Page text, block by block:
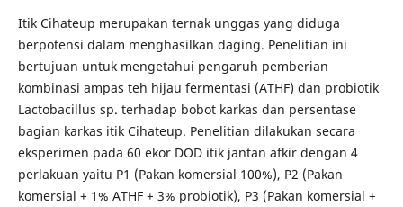
Itik Cihateup merupakan ternak unggas yang diduga
berpotensi dalam menghasilkan daging. Penelitian ini
bertujuan untuk mengetahui pengaruh pemberian
kombinasi ampas teh hijau fermentasi (ATHF) dan probiotik
Lactobacillus sp. terhadap bobot karkas dan persentase
bagian karkas itik Cihateup. Penelitian dilakukan secara
eksperimen pada 60 ekor DOD itik jantan afkir dengan 4
perlakuan yaitu P1 (Pakan komersial 100%), P2 (Pakan
komersial + 1% ATHF + 3% probiotik), P3 (Pakan komersial +